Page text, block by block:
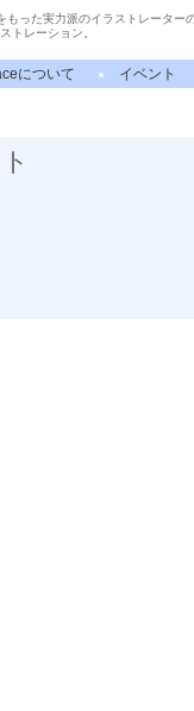
もった実力派のイラストレーター
トレーション。
について イベント